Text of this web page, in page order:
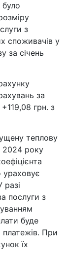
було
з
споживачів у
за січень
за
грн. з
теплову
2024 року
ураховує
разі
послуги з
буде
платежів. При
їх